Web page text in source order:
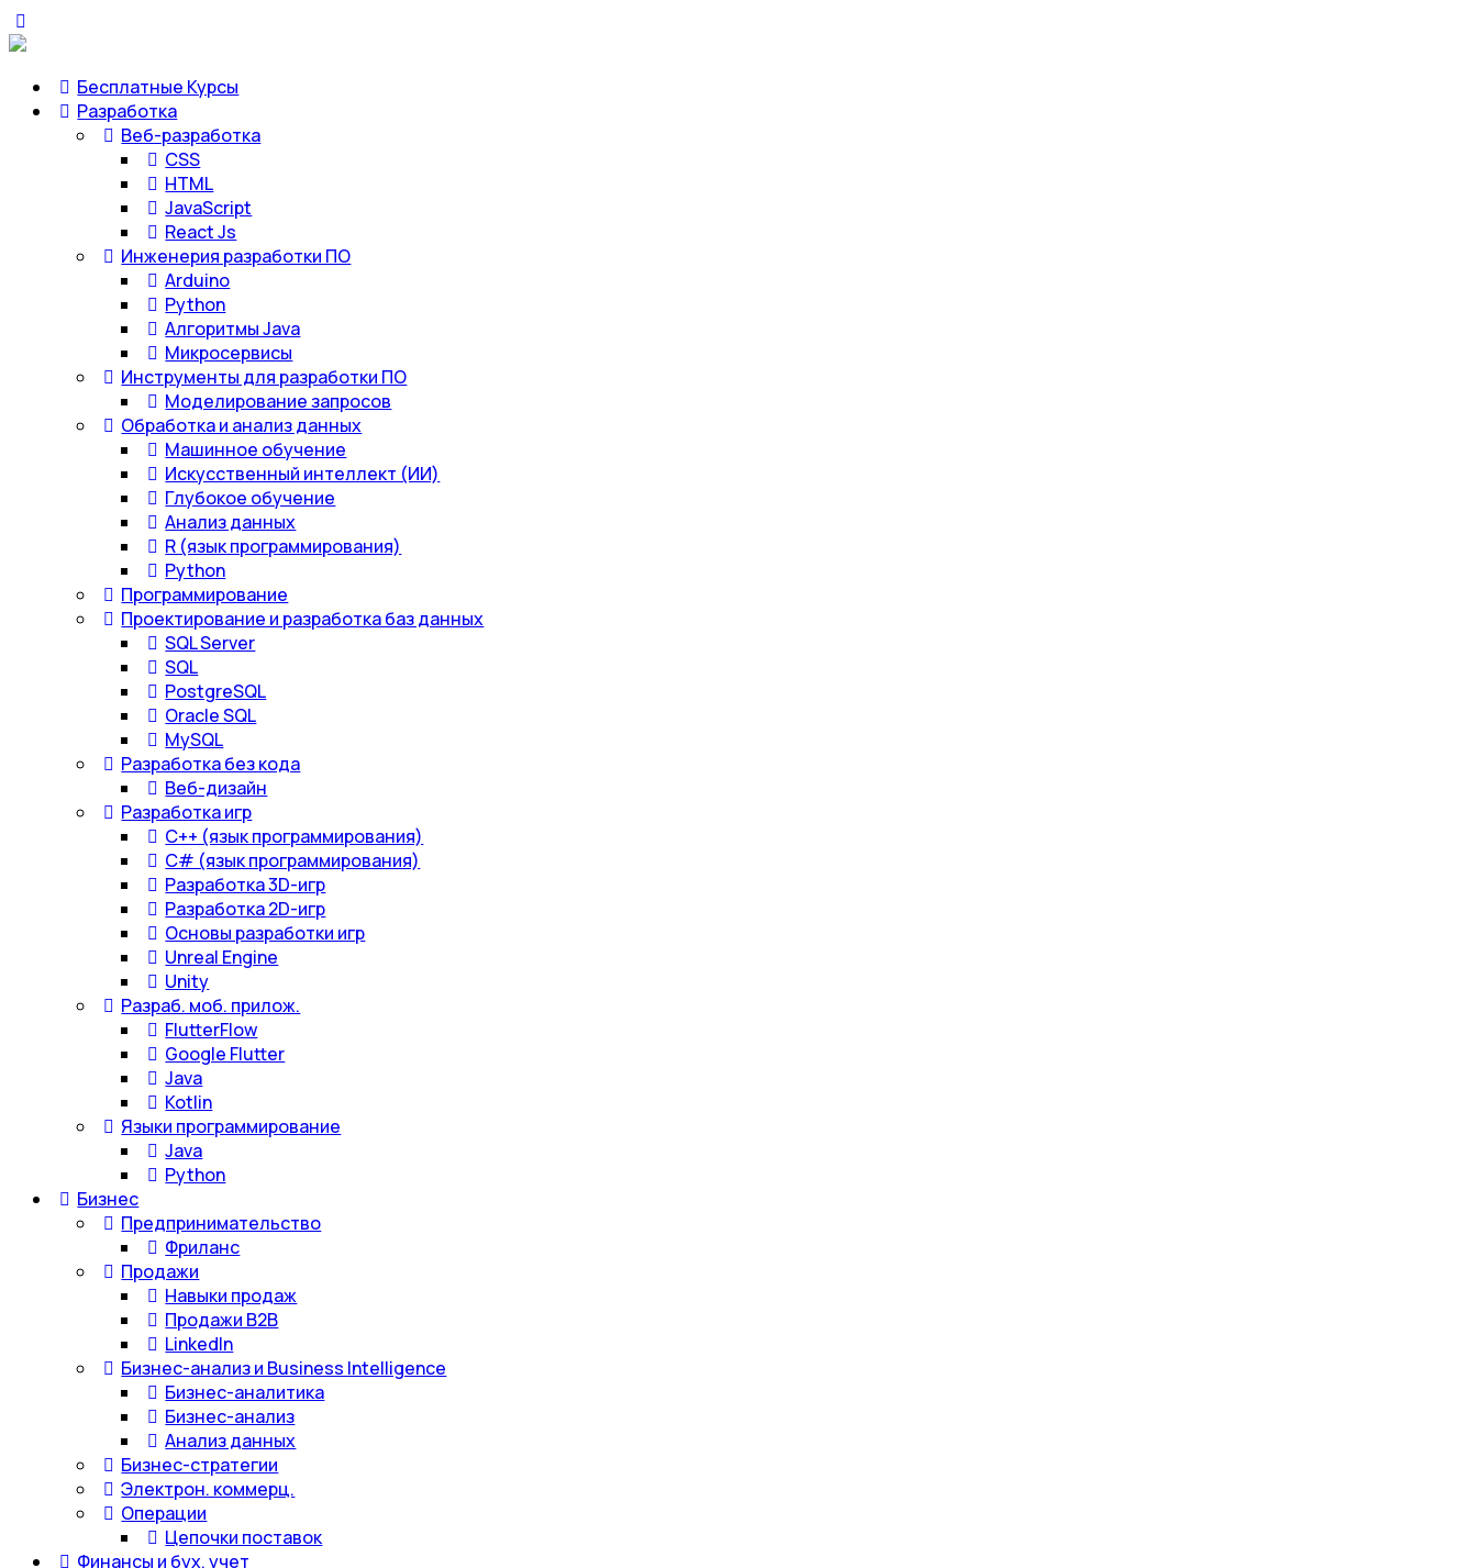
Бесплатные Курсы
Разработка
Веб-разработка
CSS
HTML
JavaScript
React Js
Инженерия разработки ПО
Arduino
Python
Алгоритмы Java
Микросервисы
Инструменты для разработки ПО
Моделирование запросов
Обработка и анализ данных
Машинное обучение
Искусственный интеллект (ИИ)
Глубокое обучение
Анализ данных
R (язык программирования)
Python
Программирование
Проектирование и разработка баз данных
SQL Server
SQL
PostgreSQL
Oracle SQL
MySQL
Разработка без кода
Веб-дизайн
Разработка игр
С++ (язык программирования)
С# (язык программирования)
Разработка 3D-игр
Разработка 2D-игр
Основы разработки игр
Unreal Engine
Unity
Разраб. моб. прилож.
FlutterFlow
Google Flutter
Java
Kotlin
Языки программирование
Java
Python
Бизнес
Предпринимательство
Фриланс
Продажи
Навыки продаж
Продажи B2B
LinkedIn
Бизнес-анализ и Business Intelligence
Бизнес-аналитика
Бизнес-анализ
Анализ данных
Бизнес-стратегии
Электрон. коммерц.
Операции
Цепочки поставок
Финансы и бух. учет